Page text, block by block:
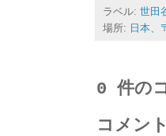
ラベル: 世田
場所: 日本、
0 件の
コメン